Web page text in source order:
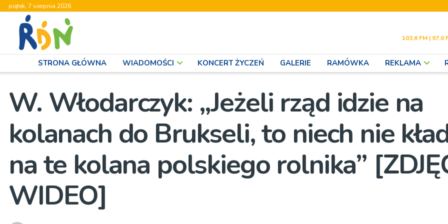
piątek, 7 sierpnia 2026
103,6 FM | 97,0
STRONA GŁÓWNA WIADOMOŚCI KONCERT ŻYCZEŃ GALERIE RAMÓWKA REKLAMA
W. Włodarczyk: „Jeżeli rząd idzie na
kolanach do Brukseli, to niech nie
na te kolana polskiego rolnika”
WIDEO]